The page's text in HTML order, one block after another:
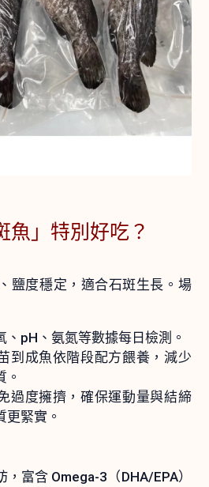
魚」特別好吃？
鹽度穩定，適合石斑生長。場
、pH、氨氮等數據每日檢測。
到成魚依階段配方餵養，減少
。
過度擁擠，確保運動量與結締
更緊實。
富含 Omega-3（DHA/EPA）